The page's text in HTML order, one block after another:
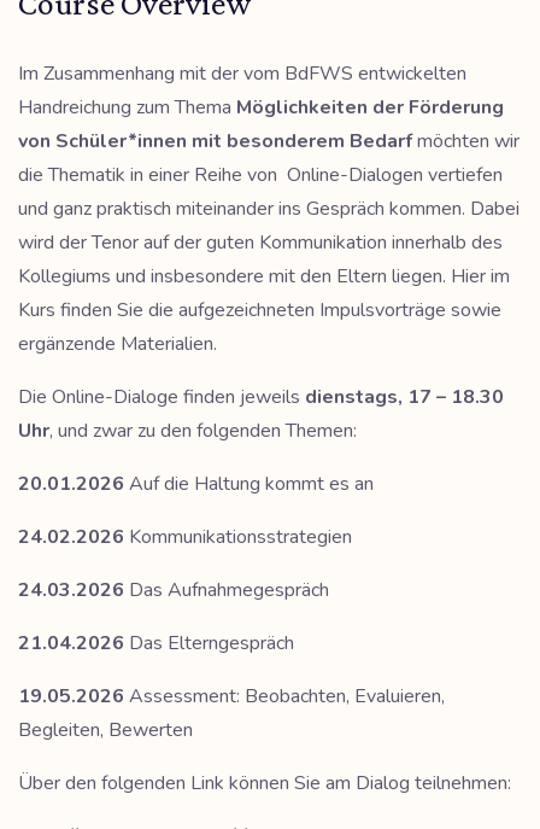
Im Zusammenhang mit der vom BdFWS entwickelten
Handreichung zum Thema Möglichkeiten der Förderung
von Schüler*innen mit besonderem Bedarfmöchten wir
die Thematik in einer Reihe von Online-Dialogen vertiefen
und ganz praktisch miteinander ins Gespräch kommen. Dabei
wird der Tenor auf der guten Kommunikation innerhalb des
Kollegiums und insbesondere mit den Eltern liegen. Hier im
Kurs finden Sie die aufgezeichneten Impulsvorträge sowie
ergänzende Materialien.
Die Online-Dialoge finden jeweils dienstags, 17 – 18.30
Uhr, und zwar zu den folgenden Themen:
20.01.2026 Auf die Haltung kommt es an
24.02.2026 Kommunikationsstrategien
24.03.2026 Das Aufnahmegespräch
21.04.2026 Das Elterngespräch
19.05.2026 Assessment: Beobachten, Evaluieren,
Begleiten, Bewerten
Über den folgenden Link können Sie am Dialog teilnehmen: